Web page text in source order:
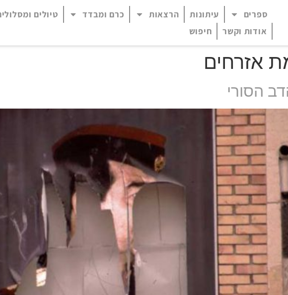
פתח תפריט במצב נגיש (התפריט יפתח בחלונית פופ-אפ)
ספרים עיתונות הרצאות כרם ומבדד טיולים
אודות וקשר
חיפוש
אזרחים
הסורי